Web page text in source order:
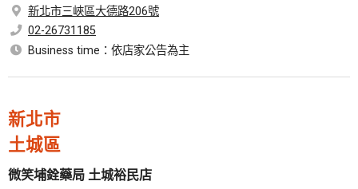
新北市三峽區大德路206號
02-26731185
Business time：依店家公告為主
新北市
土城區
微笑埔銓藥局 土城裕民店